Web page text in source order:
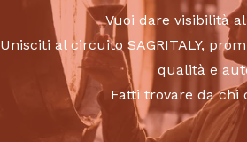
Vuoi dare visibilità
Unisciti al circuito SAGRITALY,
qualità e
Fatti trovare da chi